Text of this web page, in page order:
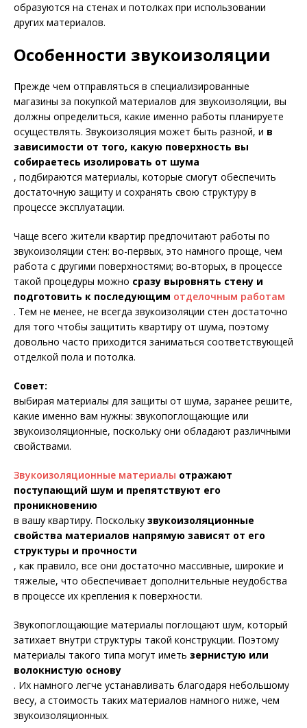
образуются на стенах и потолках при использовании
других материалов.
Особенности звукоизоляции
Прежде чем отправляться в специализированные
магазины за покупкой материалов для звукоизоляции, вы
должны определиться, какие именно работы планируете
осуществлять. Звукоизоляция может быть разной, и в
зависимости от того, какую поверхность вы
собираетесь изолировать от шума
, подбираются материалы, которые смогут обеспечить
достаточную защиту и сохранять свою структуру в
процессе эксплуатации.
Чаще всего жители квартир предпочитают работы по
звукоизоляции стен: во-первых, это намного проще, чем
работа с другими поверхностями; во-вторых, в процессе
такой процедуры можно сразу выровнять стену и
подготовить к последующим отделочным работам
. Тем не менее, не всегда звукоизоляции стен достаточно
для того чтобы защитить квартиру от шума, поэтому
довольно часто приходится заниматься соответствующей
отделкой пола и потолка.
Совет:
выбирая материалы для защиты от шума, заранее решите,
какие именно вам нужны: звукопоглощающие или
звукоизоляционные, поскольку они обладают различными
свойствами.
Звукоизоляционные материалы отражают
поступающий шум и препятствуют его
проникновению
в вашу квартиру. Поскольку звукоизоляционные
свойства материалов напрямую зависят от его
структуры и прочности
, как правило, все они достаточно массивные, широкие и
тяжелые, что обеспечивает дополнительные неудобства
в процессе их крепления к поверхности.
Звукопоглощающие материалы поглощают шум, который
затихает внутри структуры такой конструкции. Поэтому
материалы такого типа могут иметь зернистую или
волокнистую основу
. Их намного легче устанавливать благодаря небольшому
весу, а стоимость таких материалов намного ниже, чем
звукоизоляционных.